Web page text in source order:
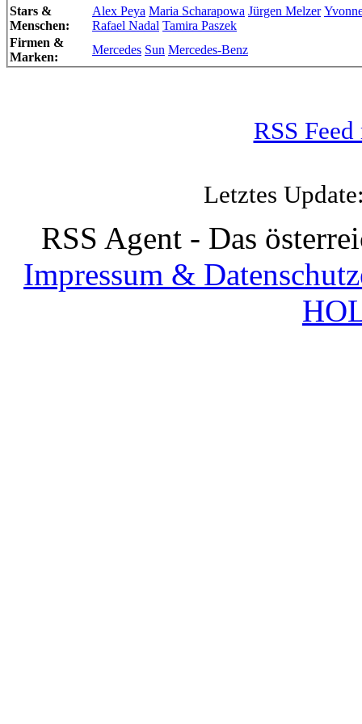
Stars &
Menschen:
Alex Peya Maria Scharapowa Jürgen Melzer
Rafael Nadal Tamira Paszek
Firmen &
Marken:
Mercedes Sun Mercedes-Benz
RSS
Letztes
RSS Agent - Das
Impressum &